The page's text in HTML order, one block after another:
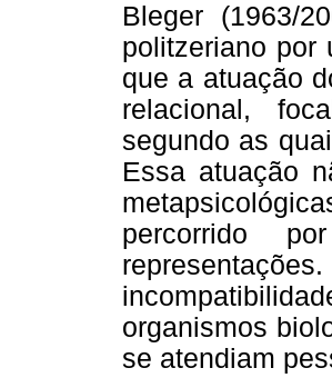
Bleger (1963/
politzeriano por
que a atuação
relacional,
segundo as
Essa atuação
percorrido
organismos
se atendiam